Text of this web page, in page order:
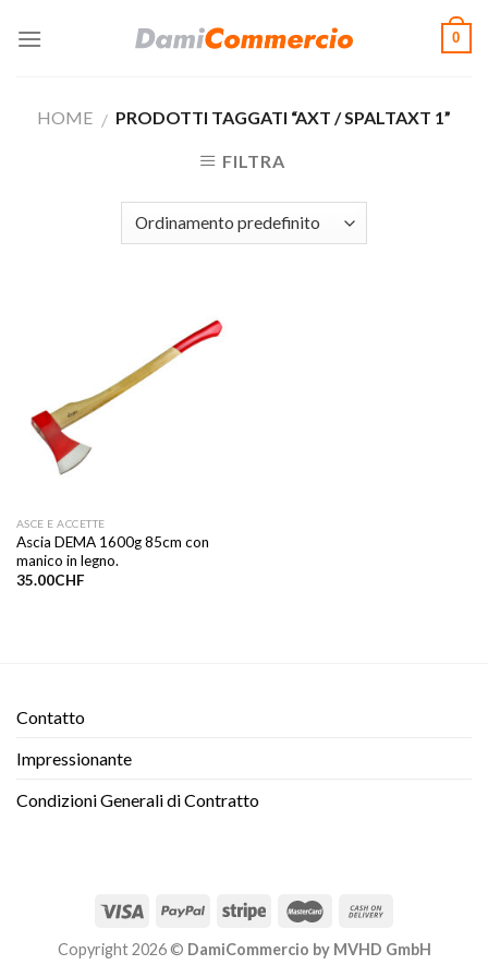
0
HOME / PRODOTTI TAGGATI “AXT / SPALTAXT 1”
FILTRA
ASCE E ACCETTE
Ascia DEMA 1600g 85cm con
manico in legno.
35.00CHF
Contatto​
Impressionante
Condizioni Generali di Contratto
Copyright 2026 © DamiCommercio by MVHD GmbH